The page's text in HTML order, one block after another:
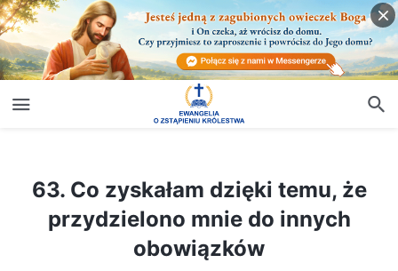
63. Co zyskałam dzięki temu, że
przydzielono mnie do innych
obowiązków